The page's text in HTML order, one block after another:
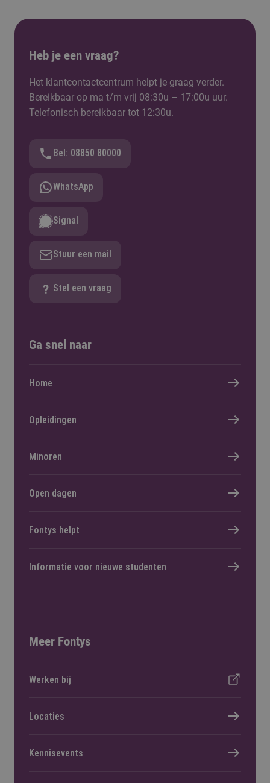
Heb je een vraag?
Het klantcontactcentrum helpt je graag verder.
Bereikbaar op ma t/m vrij 08:30u – 17:00u uur.
Telefonisch bereikbaar tot 12:30u.
Bel: 08850 80000
WhatsApp
Signal
Stuur een mail
Stel een vraag
Ga snel naar
Home
Opleidingen
Minoren
Open dagen
Fontys helpt
Informatie voor nieuwe studenten
Meer Fontys
Werken bij
Locaties
Kennisevents